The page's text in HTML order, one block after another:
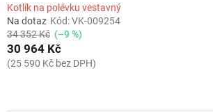
Kotlík na polévku vestavný
Na dotaz Kód:VK-009254
34 352 Kč (–9 %)
30 964 Kč
(25 590 Kč bez DPH)